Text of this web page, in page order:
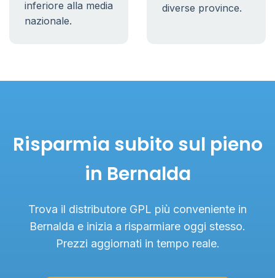
inferiore alla media
nazionale.
diverse province.
Risparmia subito sul pieno
in Bernalda
Trova il distributore GPL più conveniente in
Bernalda e inizia a risparmiare oggi stesso.
Prezzi aggiornati in tempo reale.